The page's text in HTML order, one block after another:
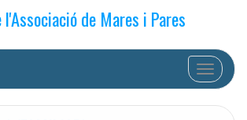
l'Associació de Mares i Pares
Cambiar